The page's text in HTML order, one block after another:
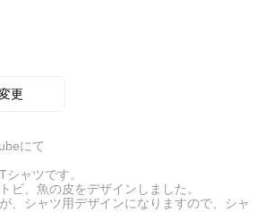
更
にて
ャツです。
ビ、魚の皮をデザインしました。
、シャツ用デザインになりますので、シャ